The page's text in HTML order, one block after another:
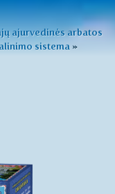
ajurvedinės arbatos
sistema »